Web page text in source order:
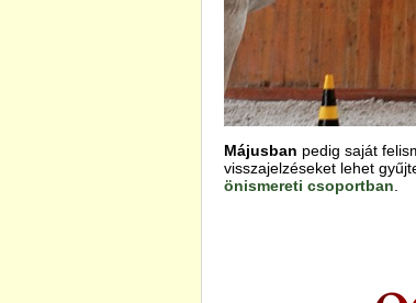
Májusban pedig saját
visszajelzéseket lehet
önismereti csoportban